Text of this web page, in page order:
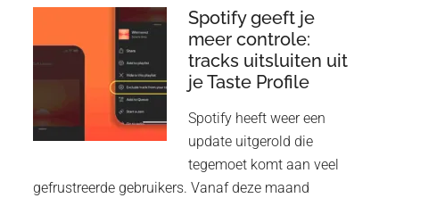
sharing
toe
aan
WF-
1000XM6
Spotify geeft je
meer controle:
tracks uitsluiten uit
je Taste Profile
Spotify heeft weer een
update uitgerold die
tegemoet komt aan veel
gefrustreerde gebruikers. Vanaf deze maand